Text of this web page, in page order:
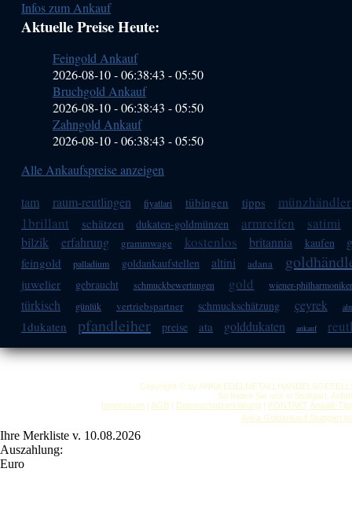
Sidebar
(Primary)
Infos zum Ankauf
Aktuelle Preise Heute:
Feingold Ankauf
2026-08-10 - 06:38:43 -05:50
Bruchgold Ankauf
2026-08-10 - 06:38:43 -05:50
Zahngold Ankauf
2026-08-10 - 06:38:43 -05:50
Alle Ankaufspreise anzeigen
tam
raum-reutlingen fiyatlari tübingen tipps
münzhändler
1brillant
schätzen dukaten-goldmünzen armreifen satimi
bilzik erfahrung grammwage kostenlos britannia kaufen
feingold palladium goldankaufstellen altini adana
juwelier gebraucht schmuckbewertungen gold wiener-
türkisch günlük vertriebspartner schmuckschätzung çeyrek
1dukaten pfandleiher preise ata golddukaten ankauf
Copyright © by ANKA
So finden Sie uns in Stuttgart:
Impressum | AGB | Datenschutzerklärung | KONTAKT Anwalt-
Anka Goldankauf Stuttgart
Ihre Merkliste v. 10.08.2026
Auszahlung:
Euro